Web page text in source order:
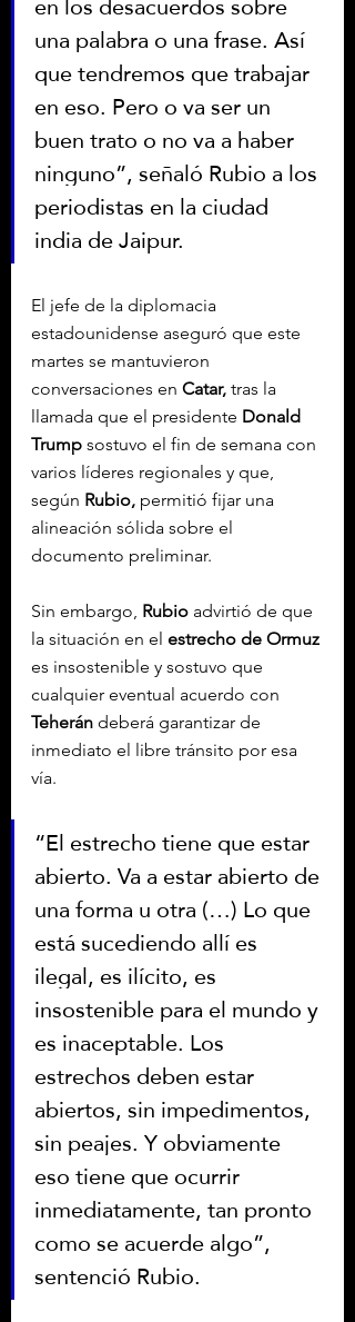
una palabra o una frase. Así
que tendremos que trabajar
en eso. Pero o va ser un
buen trato o no va a haber
ninguno”, señaló Rubio a los
periodistas en la ciudad
india de Jaipur.
El jefe de la diplomacia
estadounidense aseguró que este
martes se mantuvieron
conversaciones en Catar, tras la
llamada que el presidente Donald
Trump sostuvo el fin de semana con
varios líderes regionales y que,
según Rubio, permitió fijar una
alineación sólida sobre el
documento preliminar.
Sin embargo, Rubio advirtió de que
la situación en el estrecho de Ormuz
es insostenible y sostuvo que
cualquier eventual acuerdo con
Teherán deberá garantizar de
inmediato el libre tránsito por esa
vía.
“El estrecho tiene que estar
abierto. Va a estar abierto de
una forma u otra (…) Lo que
está sucediendo allí es
ilegal, es ilícito, es
insostenible para el mundo y
es inaceptable. Los
estrechos deben estar
abiertos, sin impedimentos,
sin peajes. Y obviamente
eso tiene que ocurrir
inmediatamente, tan pronto
como se acuerde algo”,
sentenció Rubio.